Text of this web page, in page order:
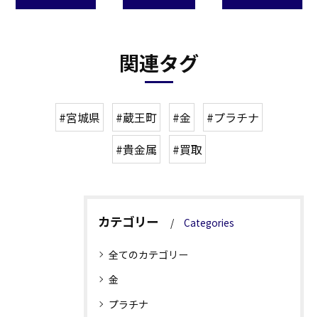
関連タグ
#宮城県 #蔵王町 #金
#プラチナ
#貴金属
#買取
カテゴリー Categories
全てのカテゴリー
金
プラチナ